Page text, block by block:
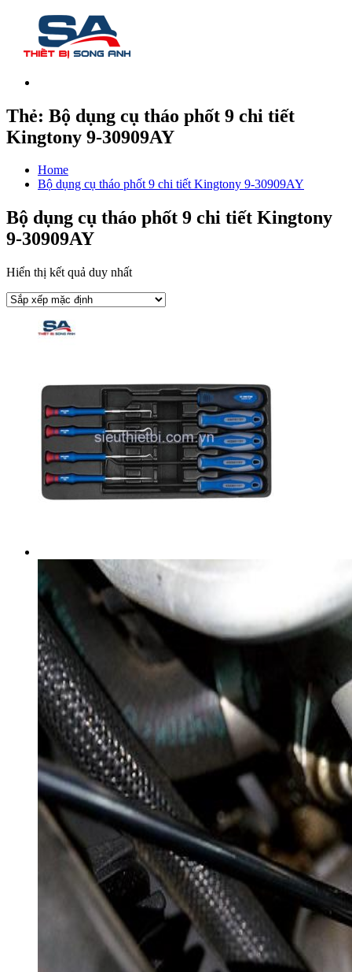
Thẻ: Bộ dụng cụ tháo phốt 9 chi tiết
Kingtony 9-30909AY
Home
Bộ dụng cụ tháo phốt 9 chi tiết Kingtony 9-30909AY
Bộ dụng cụ tháo phốt 9 chi tiết Kingtony
9-30909AY
Hiển thị kết quả duy nhất